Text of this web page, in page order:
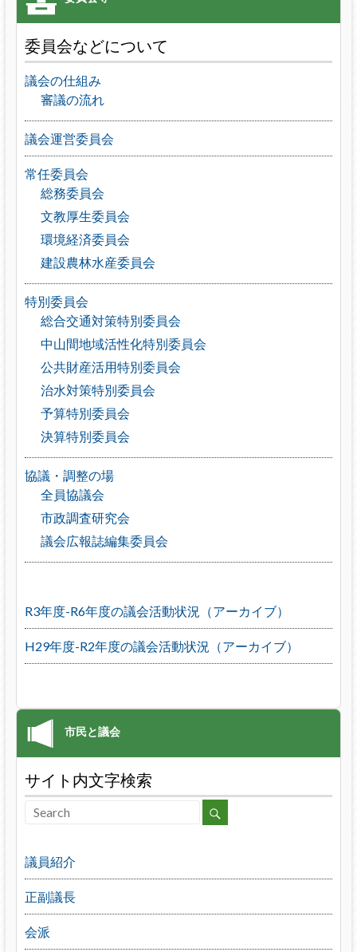
委員会などについて
議会の仕組み
審議の流れ
議会運営委員会
常任委員会
総務委員会
文教厚生委員会
環境経済委員会
建設農林水産委員会
特別委員会
総合交通対策特別委員会
中山間地域活性化特別委員会
公共財産活用特別委員会
治水対策特別委員会
予算特別委員会
決算特別委員会
協議・調整の場
全員協議会
市政調査研究会
議会広報誌編集委員会
R3年度-R6年度の議会活動状況（アーカイブ）
H29年度-R2年度の議会活動状況（アーカイブ）
サイト内文字検索
議員紹介
正副議長
会派